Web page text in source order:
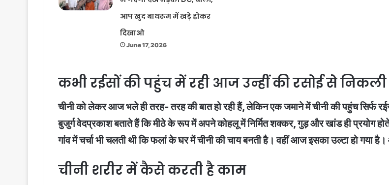
आप खुद बाथरूम में खड़े होकर
दिखाओ
June 17, 2026
कभी रईसों की पहुंच में रही आज उन्हीं की रसोई से निकली
चीनी को लेकर आज भले ही तरह- तरह की बात हो रही हैं, लेकिन एक जमाने में चीनी की पहुंच सिर्फ
बुजुर्ग वेदप्रकाश बताते हैं कि मीठे के रूप में अपने कोहलू में निर्मित शक्कर, गुड़ और खांड ही प्रयोग
गांव में चर्चा भी चलती थी कि फलां के घर में चीनी की चाय बनती है। वहीं आज इसका उल्टा हो
चीनी शरीर में कैसे करती है काम